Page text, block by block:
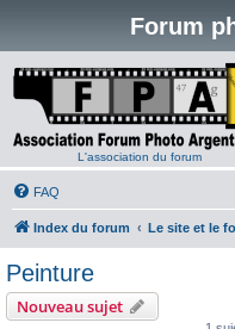
Forum
L'association du forum
FAQ
Index du forum Le site et le
Peinture
Nouveau sujet